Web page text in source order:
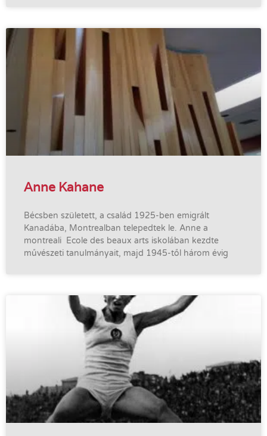
Anne Kahane
Bécsben született, a család 1925-ben emigrált
Kanadába, Montrealban telepedtek le. Anne a
montreali Ecole des beaux arts iskolában kezdte
művészeti tanulmányait, majd 1945-től három évig